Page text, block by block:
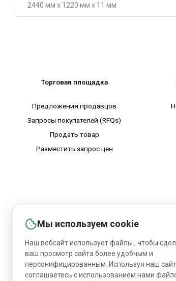
2440 мм x 1220 мм x 11 мм
Мы используем cookie
Наш вебсайт использует файлы , чтобы
ваш просмотр сайта более удобным и
персонифицированным. Используя наш
соглашаетесь с использованием нами
Торговая площадка
Предложения продавцов
Запросы покупателей (RFQs)
Продать товар
Разместить запрос цен
English Русский